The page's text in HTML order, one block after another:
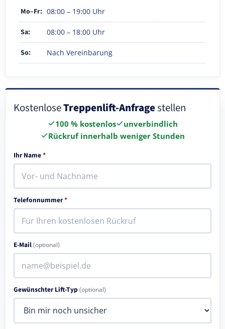
Mo–Fr: 08:00 – 19:00 Uhr
Sa: 08:00 – 18:00 Uhr
So: Nach Vereinbarung
KostenloseTreppenlift-Anfragestellen
100 % kostenlos
unverbindlich
Rückruf innerhalb weniger Stunden
Ihr Name*
Telefonnummer*
E-Mail(optional)
Gewünschter Lift-Typ(optional)